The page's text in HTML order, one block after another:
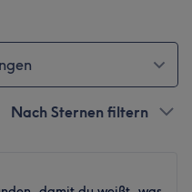
Nach Sternen filtern